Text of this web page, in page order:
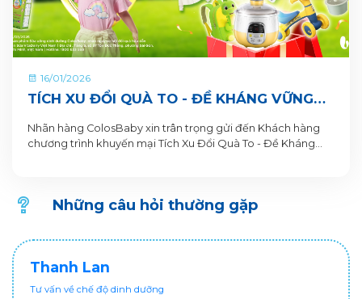
16/01/2026
TÍCH XU ĐỔI QUÀ TO - ĐỀ KHÁNG VỮNG
PHA SẴN COLOSBABY
Nhãn hàng ColosBaby xin trân trọng gửi đến Khách hàng
chương trình khuyến mại Tích Xu Đổi Quà To - Đề Kháng
Những câu hỏi thường gặp
Thanh Lan
Tư vấn về chế độ dinh dưỡng